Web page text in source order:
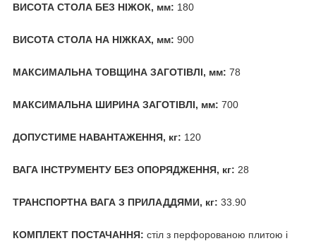
ВИСОТА СТОЛА БЕЗ НІЖОК, мм: 180
ВИСОТА СТОЛА НА НІЖКАХ, мм: 900
МАКСИМАЛЬНА ТОВЩИНА ЗАГОТІВЛІ, мм: 78
МАКСИМАЛЬНА ШИРИНА ЗАГОТІВЛІ, мм: 700
ДОПУСТИМЕ НАВАНТАЖЕННЯ, кг: 120
ВАГА ІНСТРУМЕНТУ БЕЗ ОПОРЯДЖЕННЯ, кг: 28
ТРАНСПОРТНА ВАГА З ПРИЛАДДЯМИ, кг: 33.90
КОМПЛЕКТ ПОСТАЧАННЯ: стіл з перфорованою плитою і